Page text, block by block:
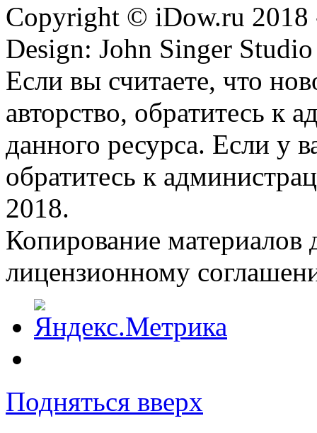
Copyright © iDow.ru 2018
Design: John Singer Studio
Если вы считаете, что
авторство, обратитесь к
данного ресурса. Если у
обратитесь к
2018.
Копирование материалов
лицензионному
Подняться вверх